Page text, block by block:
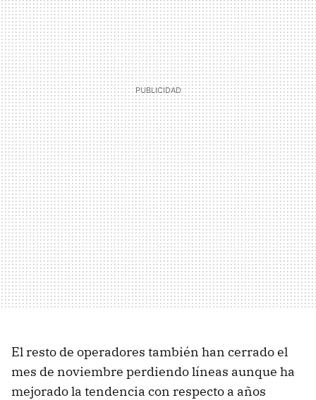
El resto de operadores también han cerrado el
mes de noviembre perdiendo líneas aunque ha
mejorado la tendencia con respecto a años